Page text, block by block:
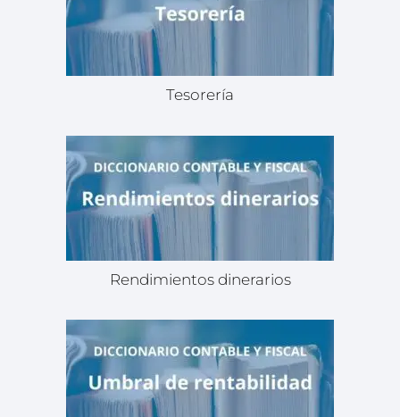
Tesorería
Rendimientos dinerarios